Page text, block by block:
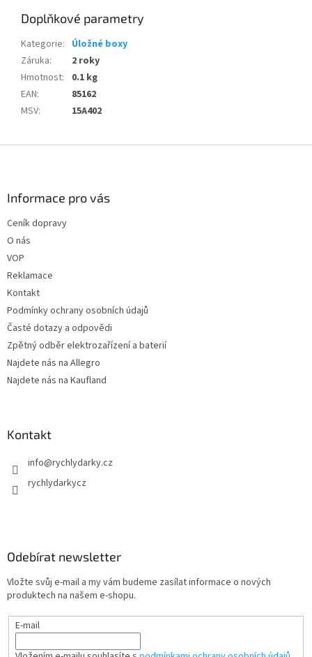
Doplňkové parametry
Kategorie: Úložné boxy
Záruka:
2 roky
Hmotnost:
0.1 kg
EAN:
85162
MSV: 15A402
Informace pro vás
Ceník dopravy
O nás
VOP
Reklamace
Kontakt
Podmínky ochrany osobních údajů
Časté dotazy a odpovědi
Zpětný odběr elektrozařízení a baterií
Najdete nás na Allegro
Najdete nás na Kaufland
Kontakt
info@rychlydarky.cz
rychlydarkycz
Odebírat newsletter
Vložte svůj e-mail a my vám budeme zasílat informace o nových
produktech na našem e-shopu.
E-mail